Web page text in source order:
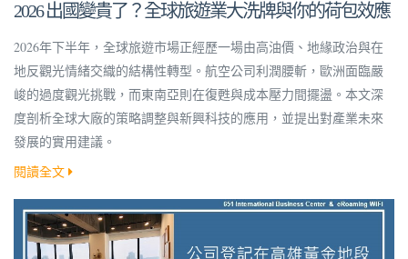
2026 出國變貴了？全球旅遊業大洗牌與你的荷包效應
2026年下半年，全球旅遊市場正經歷一場由高油價、地緣政治與在
地反觀光情緒交織的結構性轉型。航空公司利潤腰斬，歐洲面臨嚴
峻的過度觀光挑戰，而東南亞則在復甦與成本壓力間擺盪。本文深
度剖析全球大廠的策略調整與新興科技的應用，並提出對產業未來
發展的實用建議。
閱讀全文